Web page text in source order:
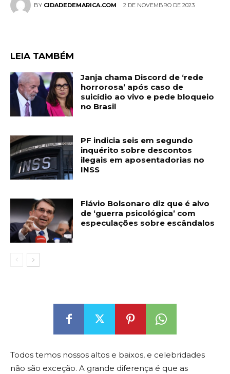
BY CIDADEDEMARICA.COM 2 DE NOVEMBRO DE 2023
LEIA TAMBÉM
Janja chama Discord de ‘rede
horrorosa’ após caso de
suicídio ao vivo e pede bloqueio
no Brasil
PF indicia seis em segundo
inquérito sobre descontos
ilegais em aposentadorias no
INSS
Flávio Bolsonaro diz que é alvo
de ‘guerra psicológica’ com
especulações sobre escândalos
Todos temos nossos altos e baixos, e celebridades
não são exceção. A grande diferença é que as